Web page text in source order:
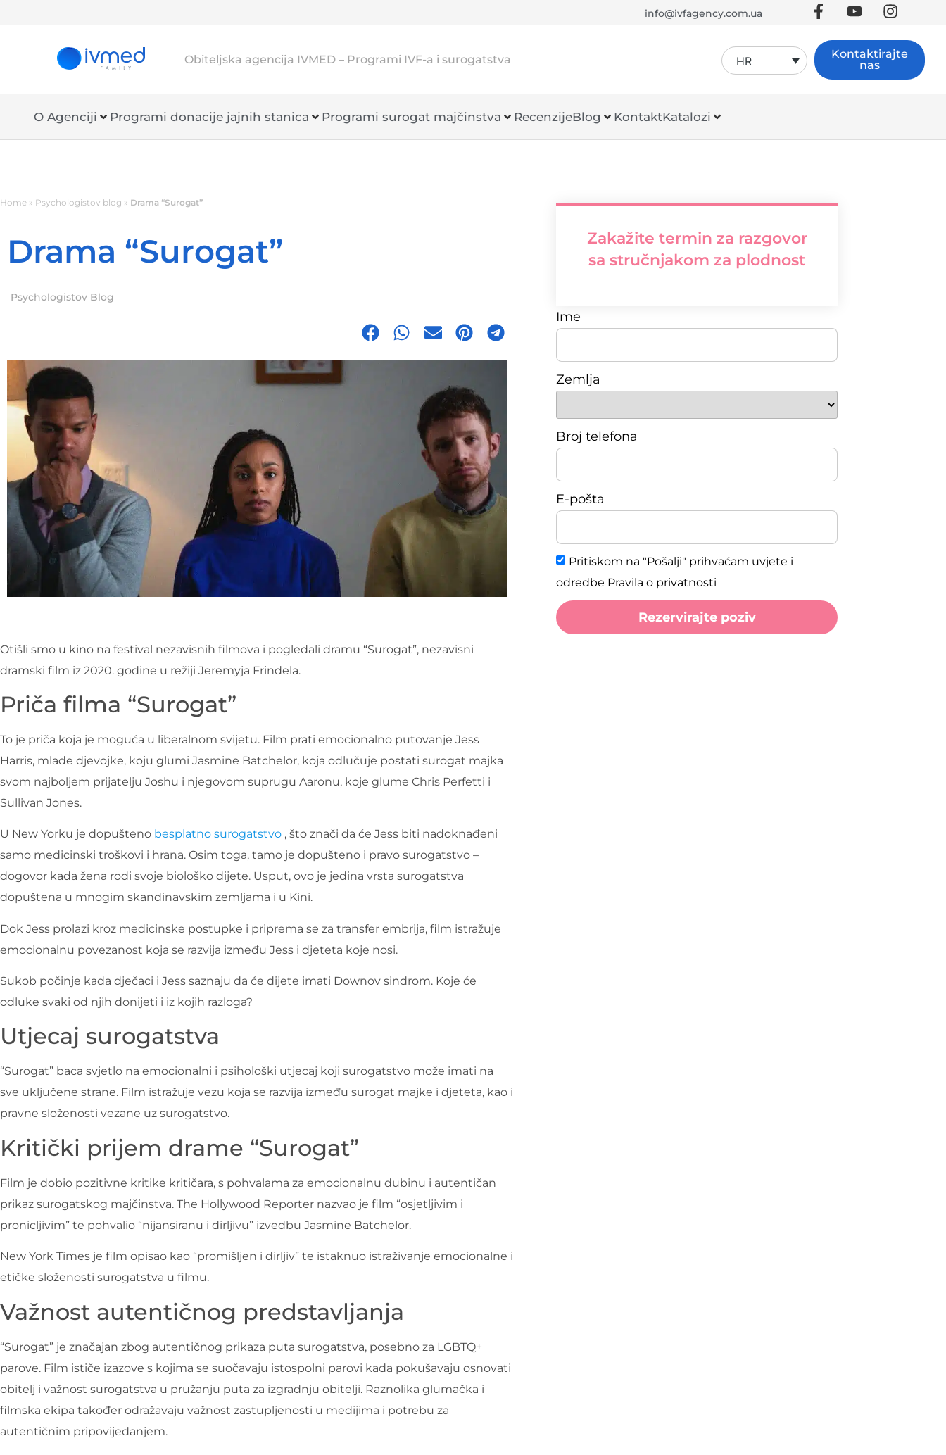
info@ivfagency.com.ua
Obiteljska agencija IVMED – Programi IVF-a i surogatstva HR
Kontaktirajte
nas
O Agenciji Programi donacije jajnih stanica Programi surogat majčinstva RecenzijeBlog KontaktKatalozi
Home » Psychologistov blog » Drama “Surogat”
Drama “Surogat”
Psychologistov Blog
Otišli smo u kino na festival nezavisnih filmova i pogledali dramu “Surogat”, nezavisni
dramski film iz 2020. godine u režiji Jeremyja Frindela.
Priča filma “Surogat”
To je priča koja je moguća u liberalnom svijetu. Film prati emocionalno putovanje Jess
Harris, mlade djevojke, koju glumi Jasmine Batchelor, koja odlučuje postati surogat majka
svom najboljem prijatelju Joshu i njegovom suprugu Aaronu, koje glume Chris Perfetti i
Sullivan Jones.
U New Yorku je dopušteno besplatno surogatstvo , što znači da će Jess biti nadoknađeni
samo medicinski troškovi i hrana. Osim toga, tamo je dopušteno i pravo surogatstvo –
dogovor kada žena rodi svoje biološko dijete. Usput, ovo je jedina vrsta surogatstva
dopuštena u mnogim skandinavskim zemljama i u Kini.
Dok Jess prolazi kroz medicinske postupke i priprema se za transfer embrija, film istražuje
emocionalnu povezanost koja se razvija između Jess i djeteta koje nosi.
Sukob počinje kada dječaci i Jess saznaju da će dijete imati Downov sindrom. Koje će
odluke svaki od njih donijeti i iz kojih razloga?
Utjecaj surogatstva
“Surogat” baca svjetlo na emocionalni i psihološki utjecaj koji surogatstvo može imati na
sve uključene strane. Film istražuje vezu koja se razvija između surogat majke i djeteta, kao i
pravne složenosti vezane uz surogatstvo.
Kritički prijem drame “Surogat”
Film je dobio pozitivne kritike kritičara, s pohvalama za emocionalnu dubinu i autentičan
prikaz surogatskog majčinstva. The Hollywood Reporter nazvao je film “osjetljivim i
pronicljivim” te pohvalio “nijansiranu i dirljivu” izvedbu Jasmine Batchelor.
New York Times je film opisao kao “promišljen i dirljiv” te istaknuo istraživanje emocionalne i
etičke složenosti surogatstva u filmu.
Važnost autentičnog predstavljanja
“Surogat” je značajan zbog autentičnog prikaza puta surogatstva, posebno za LGBTQ+
parove. Film ističe izazove s kojima se suočavaju istospolni parovi kada pokušavaju osnovati
obitelj i važnost surogatstva u pružanju puta za izgradnju obitelji. Raznolika glumačka i
filmska ekipa također odražavaju važnost zastupljenosti u medijima i potrebu za
autentičnim pripovijedanjem.
Zakažite termin za razgovor
sa stručnjakom za plodnost
Ime
Zemlja
Broj telefona
E-pošta
Pritiskom na "Pošalji" prihvaćam uvjete i
odredbe Pravila o privatnosti
Rezervirajte poziv